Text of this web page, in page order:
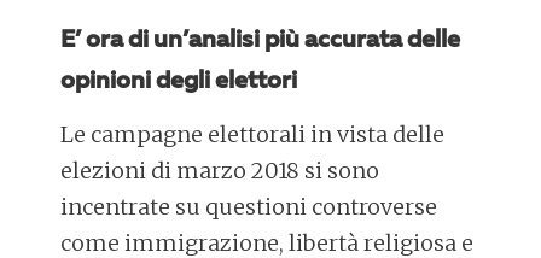
E’ ora di un’analisi più accurata delle
opinioni degli elettori
Le campagne elettorali in vista delle
elezioni di marzo 2018 si sono
incentrate su questioni controverse
come immigrazione, libertà religiosa e